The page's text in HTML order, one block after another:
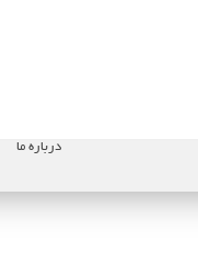
درباره ما